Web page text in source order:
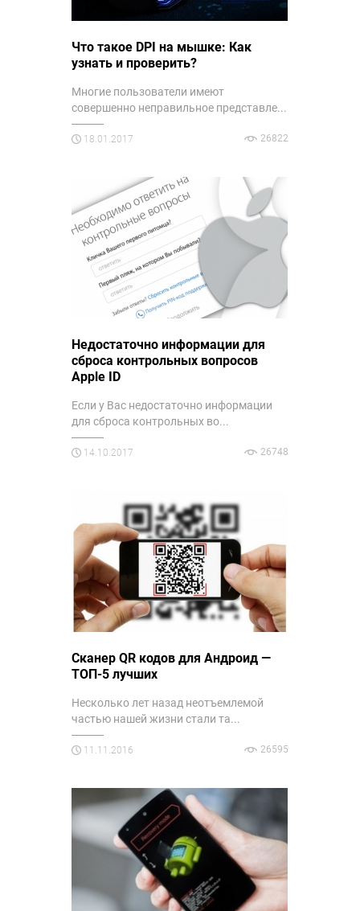
Что такое DPI на мышке: Как
узнать и проверить?
Многие пользователи имеют
совершенно неправильное представле...
18.01.2017 26822
Недостаточно информации для
сброса контрольных вопросов
Apple ID
Если у Вас недостаточно информации
для сброса контрольных во...
14.10.2017 26748
Сканер QR кодов для Андроид —
ТОП-5 лучших
Несколько лет назад неотъемлемой
частью нашей жизни стали та...
11.11.2016 26595